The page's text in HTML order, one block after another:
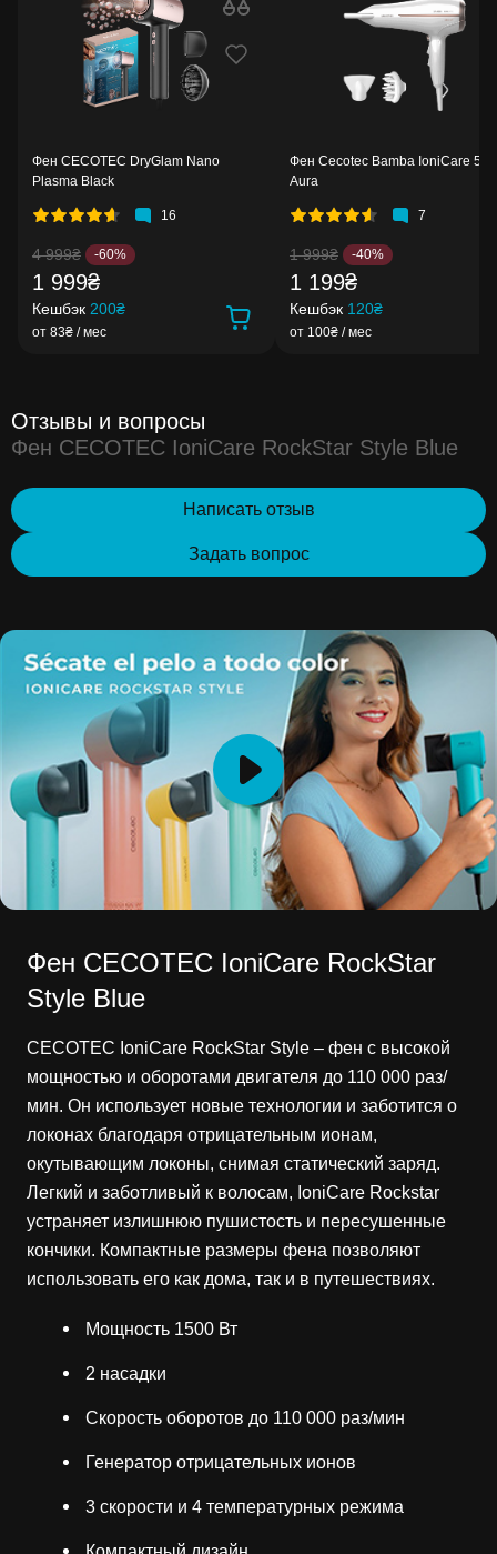
Фен CECOTEC DryGlam Nano
Plasma Black
16
4 999₴ -60%
1 999₴
Кешбэк 200₴
от 83₴ / мес
Фен Cecotec Bamba IoniCare
Aura
7
1 999₴ -40%
1 199₴
Кешбэк 120₴
от 100₴ / мес
Отзывы и вопросы
Фен CECOTEC IoniCare RockStar Style Blue
Написать отзыв
Задать вопрос
Фен CECOTEC IoniCare RockStar
Style Blue
CECOTEC IoniCare RockStar Style – фен с высокой
мощностью и оборотами двигателя до 110 000 раз/
мин. Он использует новые технологии и заботится о
локонах благодаря отрицательным ионам,
окутывающим локоны, снимая статический заряд.
Легкий и заботливый к волосам, IoniCare Rockstar
устраняет излишнюю пушистость и пересушенные
кончики. Компактные размеры фена позволяют
использовать его как дома, так и в путешествиях.
Мощность 1500 Вт
2 насадки
Скорость оборотов до 110 000 раз/мин
Генератор отрицательных ионов
3 скорости и 4 температурных режима